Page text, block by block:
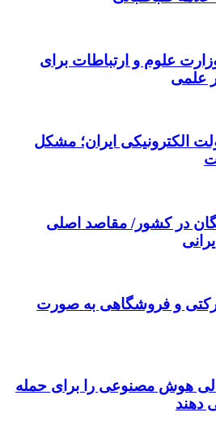
علوم و ارتباطات برای
علمی
الکترونیکی ایران؛ مشکل
در کشور/ مقاصد اصلی
و فروشگاهی به صورت
هوش مصنوعی را برای حمله
دهند